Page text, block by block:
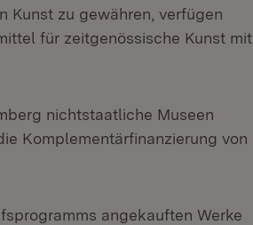
Kunst zu gewähren, verfügen
für zeitgenössische Kunst mit
nichtstaatliche Museen
Komplementärfinanzierung von
angekauften Werke